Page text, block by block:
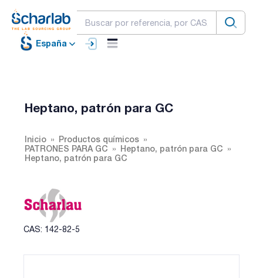
España
Heptano, patrón para GC
Inicio
Productos químicos
PATRONES PARA GC
Heptano, patrón para GC
Heptano, patrón para GC
CAS: 142-82-5